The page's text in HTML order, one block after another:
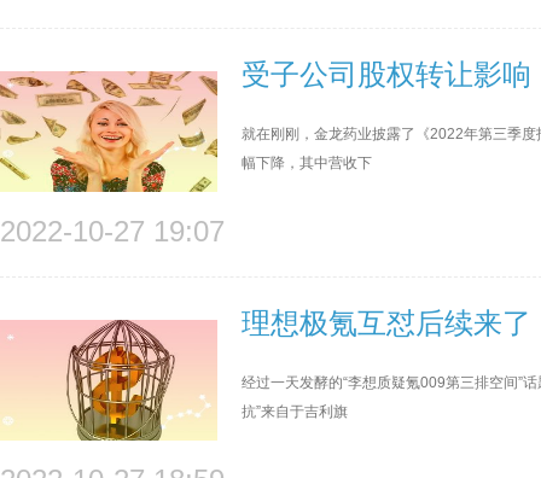
受子公司股权转让影
就在刚刚，金龙药业披露了《2022年第三季
幅下降，其中营收下
2022-10-27 19:07
理想极氪互怼后续来
经过一天发酵的“李想质疑氪009第三排空间”
抗”来自于吉利旗